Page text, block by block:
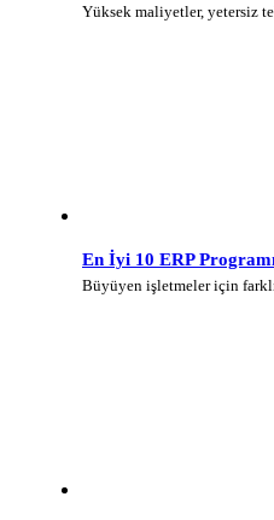
Yüksek maliyetler, yetersiz
En İyi 10 ERP
Büyüyen işletmeler için